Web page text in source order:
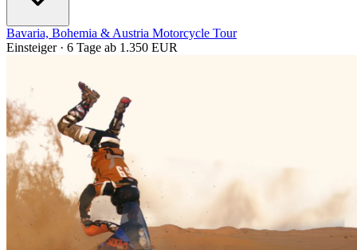
Bavaria, Bohemia & Austria Motorcycle Tour
Einsteiger · 6 Tage ab 1.350 EUR